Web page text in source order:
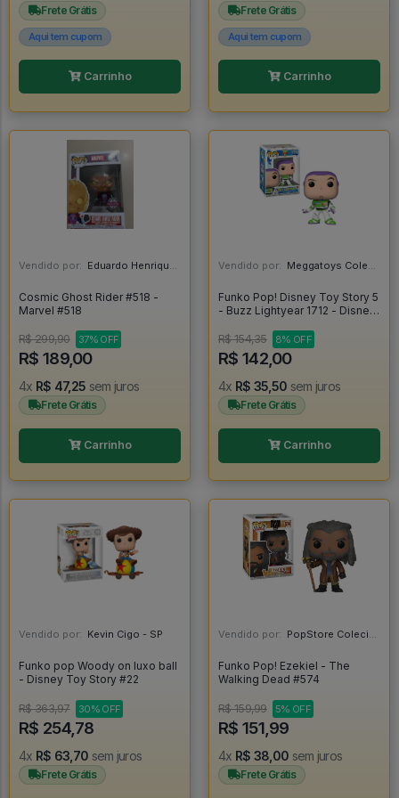
Frete Grátis
Aqui tem cupom
Carrinho
Frete Grátis
Aqui tem cupom
Carrinho
Vendido por: Eduardo Henrique - SP
Cosmic Ghost Rider #518 -
Marvel #518
R$ 299,90 37% OFF
R$ 189,00
4x R$ 47,25 sem juros
Frete Grátis
Carrinho
Vendido por: Meggatoys Colecionáveis - SP
Funko Pop! Disney Toy Story 5
- Buzz Lightyear 1712 - Disney
R$ 154,35
8% OFF
R$ 142,00
4x R$ 35,50 sem juros
Frete Grátis
Carrinho
Vendido por: Kevin Cigo - SP
Funko pop Woody on luxo ball
- Disney Toy Story #22
R$ 363,97 30% OFF
R$ 254,78
4x R$ 63,70 sem juros
Frete Grátis
Vendido por: PopStore Colecionáveis - MG
Funko Pop! Ezekiel - The
Walking Dead #574
R$ 159,99 5% OFF
R$ 151,99
4x R$ 38,00 sem juros
Frete Grátis